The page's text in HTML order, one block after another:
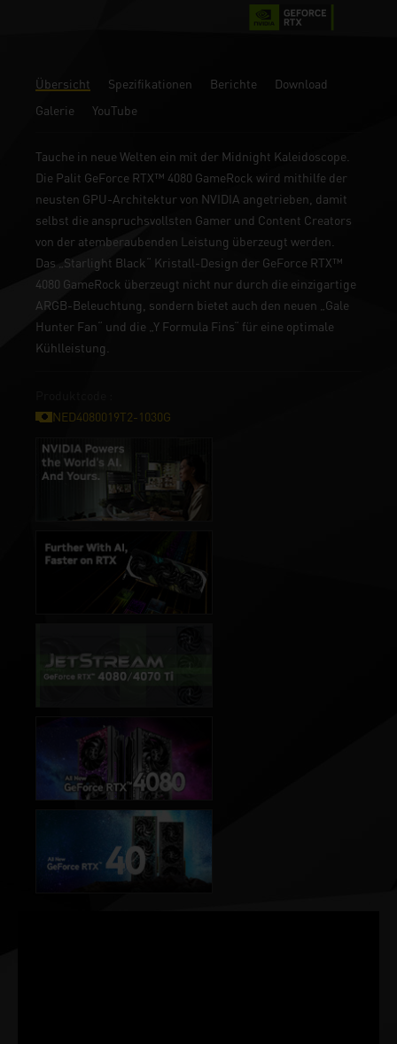
Übersicht Spezifikationen Berichte
Download
Galerie
YouTube
Tauche in neue Welten ein mit der Midnight Kaleidoscope.
Die Palit GeForce RTX™ 4080 GameRock wird mithilfe der
neusten GPU-Architektur von NVIDIA angetrieben, damit
selbst die anspruchsvollsten Gamer und Content Creators
von der atemberaubenden Leistung überzeugt werden.
Das „Starlight Black“ Kristall-Design der GeForce RTX™
4080 GameRock überzeugt nicht nur durch die einzigartige
ARGB-Beleuchtung, sondern bietet auch den neuen „Gale
Hunter Fan“ und die „Y Formula Fins“ für eine optimale
Kühlleistung.
NED4080019T2-1030G